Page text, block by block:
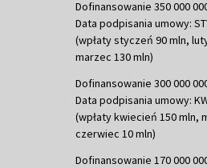
Dofinansowanie 350 000
Data podpisania umowy:
(wpłaty styczeń 90 mln,
marzec 130 mln)
Dofinansowanie 300 000
Data podpisania umowy:
(wpłaty kwiecień 150 mln,
czerwiec 10 mln)
Dofinansowanie 170 000